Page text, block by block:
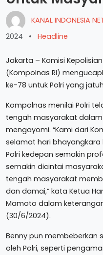
KANAL INDONESIA
2024
• Headline
Jakarta – Komisi
(Kompolnas RI)
ke-78 untuk Polri yang
Kompolnas menilai Polri
tengah masyarakat
mengayomi. “Kami dari
selamat hari
Polri kedepan semakin
semakin dicintai
tengah masyarakat
dan damai,” kata Ketua
Mamoto dalam
(30/6/2024).
Benny pun membeberkan
oleh Polri, seperti